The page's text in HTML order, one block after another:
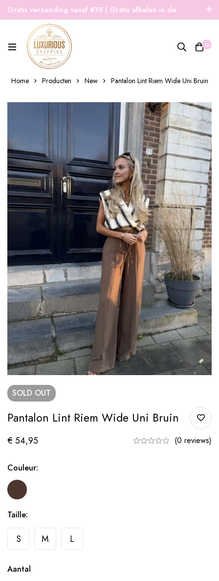
Gratis verzending vanaf €75 | Gratis afhalen in de
winkel | Snelle verzending
0
Home Producten New Pantalon Lint Riem Wide Uni Bruin
SOLD OUT
Pantalon Lint Riem Wide Uni Bruin
€ 54,95 (0 reviews)
Couleur:
Taille:
S M L
Aantal